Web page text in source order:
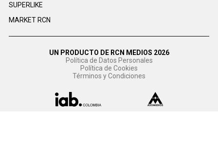
SUPERLIKE
MARKET RCN
UN PRODUCTO DE RCN MEDIOS 2026
Política de Datos Personales
Política de Cookies
Términos y Condiciones